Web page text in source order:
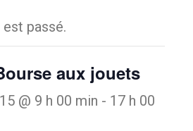
passé.
aux jouets
@ 9 h 00 min - 17 h 00